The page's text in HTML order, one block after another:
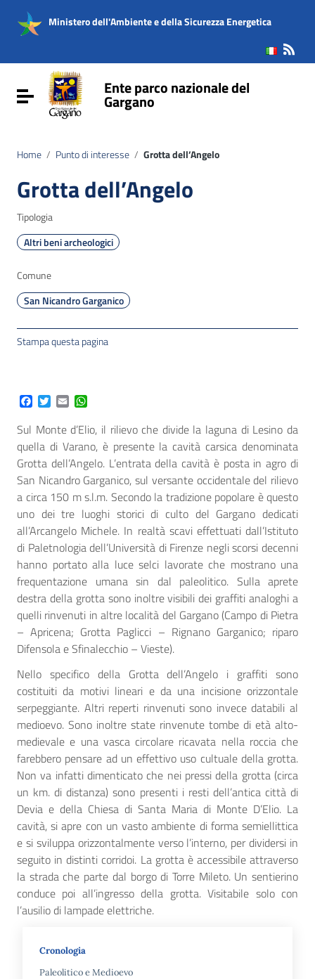
Vai al menu di navigazione
Vai al footer
Ministero dell'Ambiente e della Sicurezza Energetica
Attiva / disattiva la navigazioneEnte parco nazionale del
Gargano
Home / Punto di interesse / Grotta dell’Angelo
Grotta dell’Angelo
Tipologia
Altri beni archeologici
Comune
San Nicandro Garganico
Stampa questa pagina
Facebook
Twitter
Email
Sul Monte d’Elio, il rilievo che divide la laguna di Lesino da
quella di Varano, è presente la cavità carsica denominata
Grotta dell’Angelo. L’entrata della cavità è posta in agro di
San Nicandro Garganico, sul versante occidentale del rilievo
a circa 150 m s.l.m. Secondo la tradizione popolare è questo
uno dei tre luoghi storici di culto del Gargano dedicati
all’Arcangelo Michele. In realtà scavi effettuati dall’Istituto
di Paletnologia dell’Università di Firenze negli scorsi decenni
hanno portato alla luce selci lavorate che mostrano una
frequentazione umana sin dal paleolitico. Sulla aprete
destra della grotta sono inoltre visibili dei graffiti analoghi a
quelli rinvenuti in altre località del Gargano (Campo di Pietra
– Apricena; Grotta Paglicci – Rignano Garganico; riparo
Difensola e Sfinalecchio – Vieste).
Nello specifico della Grotta dell’Angelo i graffiti sono
costituiti da motivi lineari e da una incisione orizzontale
serpeggiante. Altri reperti rinvenuti sono invece databili al
medioevo. Sono inoltre state rinvenute tombe di età alto-
medievale e una vasca circolare ricavata nella roccia che
farebbero pensare ad un effettivo uso cultuale della grotta.
Non va infatti dimenticato che nei pressi della grotta (circa
un km. di distanza) sono presenti i resti dell’antica città di
Devia e della Chiesa di Santa Maria di Monte D’Elio. La
cavità, si apre con un vasto ambiente di forma semiellittica
e si sviluppa orizzontalmente verso l’interno, per dividersi in
seguito in distinti corridoi. La grotta è accessibile attraverso
la strada che parte dal borgo di Torre Mileto. Un sentierino
conduce poi all’ingresso della grotta. Visitabile solo con
l’ausilio di lampade elettriche.
Cronologia
Paleolitico e Medioevo